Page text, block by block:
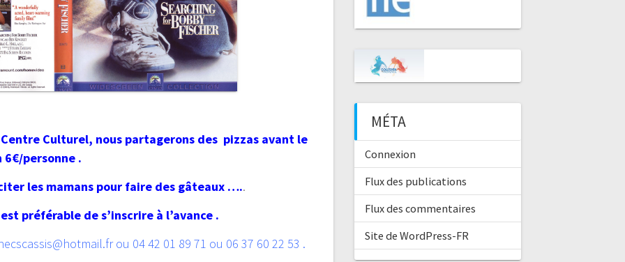
Culturel, nous partagerons des pizzas avant le
personne .
les mamans pour faire des gâteaux …..
préférable de s’inscrire à l’avance .
ou 04 42 01 89 71 ou 06 37 60 22 53 .
MÉTA
Connexion
Flux des publications
Flux des commentaires
Site de WordPress-FR